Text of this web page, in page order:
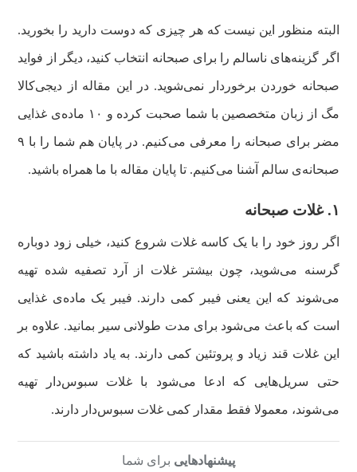
البته منظور این نیست که هر چیزی که دوست دارید را بخورید.
اگر گزینه‌های ناسالم را برای صبحانه انتخاب کنید، دیگر از فواید
صبحانه خوردن برخوردار نمی‌شوید. در این مقاله از دیجی‌کالا
مگ از زبان متخصصین با شما صحبت کرده و ۱۰ ماده‌ی غذایی
مضر برای صبحانه را معرفی می‌کنیم. در پایان هم شما را با ۹
صبحانه‌ی سالم آشنا می‌کنیم. تا پایان مقاله با ما همراه باشید‌‌.
۱. غلات صبحانه‌
اگر روز خود را با یک کاسه غلات شروع کنید، خیلی زود دوباره
گرسنه می‌شوید، چون بیشتر غلات از آرد تصفیه شده تهیه
می‌شوند که این یعنی فیبر کمی دارند. فیبر یک ماده‌ی غذایی
است که باعث می‌شود برای مدت طولانی سیر بمانید. علاوه بر
این غلات قند زیاد و پروتئین کمی دارند. به یاد داشته باشید که
حتی سریل‌هایی که ادعا می‌شود با غلات سبوس‌دار تهیه
می‌شوند، معمولا فقط مقدار کمی غلات سبوس‌دار دارند.
پیشنهادهایی برای شما